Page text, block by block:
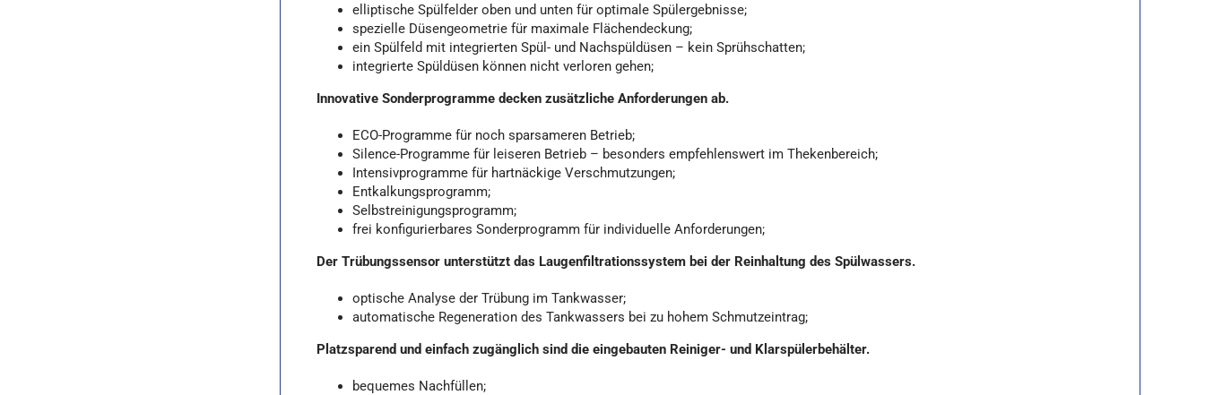
elliptische Spülfelder oben und unten für optimale Spülergebnisse;
spezielle Düsengeometrie für maximale Flächendeckung;
ein Spülfeld mit integrierten Spül- und Nachspüldüsen – kein Sprühschatten;
integrierte Spüldüsen können nicht verloren gehen;
Innovative Sonderprogramme decken zusätzliche Anforderungen ab.
ECO-Programme für noch sparsameren Betrieb;
Silence-Programme für leiseren Betrieb – besonders empfehlenswert im Thekenbereich;
Intensivprogramme für hartnäckige Verschmutzungen;
Entkalkungsprogramm;
Selbstreinigungsprogramm;
frei konfigurierbares Sonderprogramm für individuelle Anforderungen;
Der Trübungssensor unterstützt das Laugenfiltrationssystem bei der Reinhaltung des Spülwassers.
optische Analyse der Trübung im Tankwasser;
automatische Regeneration des Tankwassers bei zu hohem Schmutzeintrag;
Platzsparend und einfach zugänglich sind die eingebauten Reiniger- und Klarspülerbehälter.
bequemes Nachfüllen;